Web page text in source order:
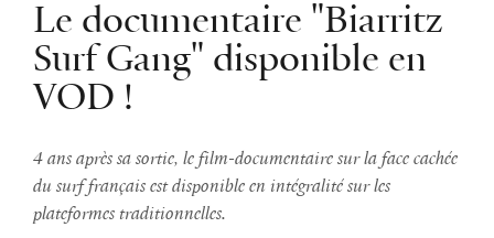
Le documentaire "Biarritz
Surf Gang" disponible en
VOD !
4 ans après sa sortie, le film-documentaire sur la face cachée
du surf français est disponible en intégralité sur les
plateformes traditionnelles.